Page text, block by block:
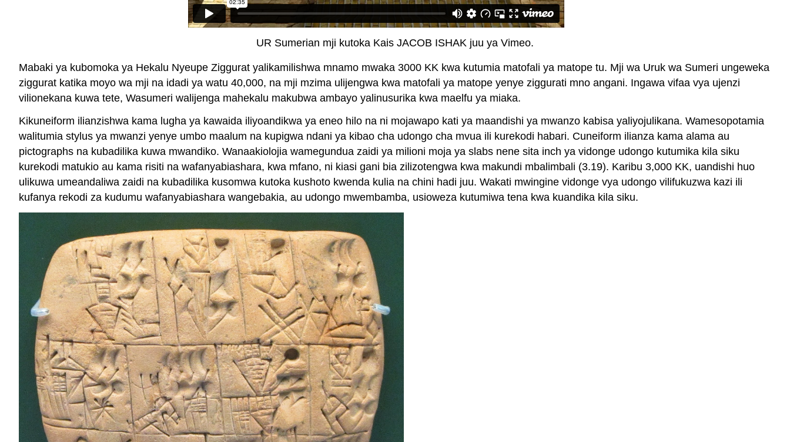
UR Sumerian mji kutoka Kais JACOB ISHAK juu ya Vimeo.
Mabaki ya kubomoka ya Hekalu Nyeupe Ziggurat yalikamilishwa mnamo mwaka 3000 KK kwa kutumia matofali ya matope tu. Mji wa Uruk wa Sumeri ungeweka
ziggurat katika moyo wa mji na idadi ya watu 40,000, na mji mzima ulijengwa kwa matofali ya matope yenye ziggurati mno angani. Ingawa vifaa vya ujenzi
vilionekana kuwa tete, Wasumeri walijenga mahekalu makubwa ambayo yalinusurika kwa maelfu ya miaka.
Kikuneiform ilianzishwa kama lugha ya kawaida iliyoandikwa ya eneo hilo na ni mojawapo kati ya maandishi ya mwanzo kabisa yaliyojulikana. Wamesopotamia
walitumia stylus ya mwanzi yenye umbo maalum na kupigwa ndani ya kibao cha udongo cha mvua ili kurekodi habari. Cuneiform ilianza kama alama au
pictographs na kubadilika kuwa mwandiko. Wanaakiolojia wamegundua zaidi ya milioni moja ya slabs nene sita inch ya vidonge udongo kutumika kila siku
kurekodi matukio au kama risiti na wafanyabiashara, kwa mfano, ni kiasi gani bia zilizotengwa kwa makundi mbalimbali (3.19). Karibu 3,000 KK, uandishi huo
ulikuwa umeandaliwa zaidi na kubadilika kusomwa kutoka kushoto kwenda kulia na chini hadi juu. Wakati mwingine vidonge vya udongo vilifukuzwa kazi ili
kufanya rekodi za kudumu wafanyabiashara wangebakia, au udongo mwembamba, usioweza kutumiwa tena kwa kuandika kila siku.